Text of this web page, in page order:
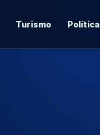
Turismo Política